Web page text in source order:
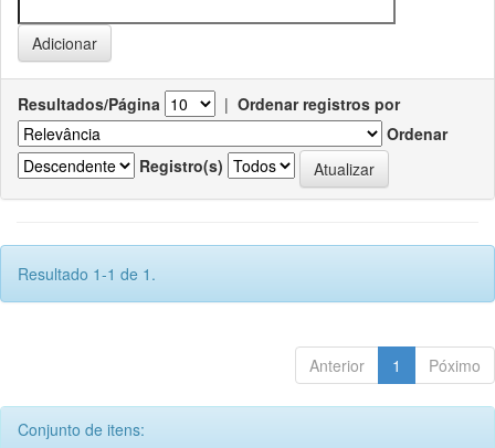
Resultados/Página | Ordenar registros por
Ordenar
Registro(s)
Resultado 1-1 de 1.
Anterior 1 Póximo
Conjunto de itens: